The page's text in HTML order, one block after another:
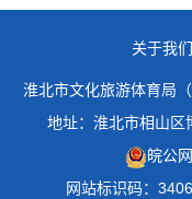
关于我们
淮北市文化旅游体育局
地址：淮北市相山区
皖公
网站标识码：